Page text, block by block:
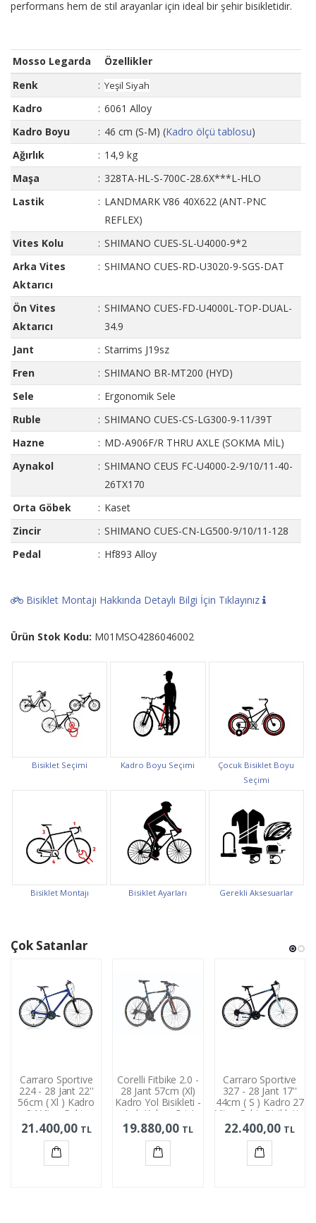
performans hem de stil arayanlar için ideal bir şehir bisikletidir.
Mosso Legarda
Özellikler
Renk
: Yeşil Siyah
Kadro : 6061 Alloy
Kadro Boyu
: 46 cm (S-M) (Kadro ölçü tablosu)
Ağırlık
: 14,9 kg
Maşa
: 328TA-HL-S-700C-28.6X***L-HLO
Lastik
: LANDMARK V86 40X622 (ANT-PNC
REFLEX)
Vites Kolu
: SHIMANO CUES-SL-U4000-9*2
Arka Vites
Aktarıcı
: SHIMANO CUES-RD-U3020-9-SGS-DAT
Ön Vites
Aktarıcı
: SHIMANO CUES-FD-U4000L-TOP-DUAL-
34.9
Jant
: Starrims J19sz
Fren
: SHIMANO BR-MT200 (HYD)
Sele
: Ergonomik Sele
Ruble
: SHIMANO CUES-CS-LG300-9-11/39T
Hazne
: MD-A906F/R THRU AXLE (SOKMA MİL)
Aynakol
: SHIMANO CEUS FC-U4000-2-9/10/11-40-
26TX170
Orta Göbek
: Kaset
Zincir
: SHIMANO CUES-CN-LG500-9/10/11-128
Pedal
: Hf893 Alloy
Bisiklet Montajı Hakkında Detaylı Bilgi İçin Tıklayınız
Ürün Stok Kodu: M01MSO4286046002
Bisiklet Seçimi Kadro Boyu Seçimi
Çocuk Bisiklet Boyu
Seçimi
Bisiklet Montajı Bisiklet Ayarları Gerekli Aksesuarlar
Çok Satanlar
Carraro Sportive
224 - 28 Jant 22''
56cm ( Xl ) Kadro
24 Vites Şehir
Bisikleti - Manyetik
Mavi Siyah
21.400,00 TL
Corelli Fitbike 2.0 -
28 Jant 57cm (Xl)
Kadro Yol Bisikleti -
Açık Kahve Gri /
Turuncu
19.880,00 TL
Carraro Sportive
327 - 28 Jant 17''
44cm ( S ) Kadro 27
Vites Şehir Bisikleti -
Mat Lacivert / Açık
Mavi
22.400,00 TL